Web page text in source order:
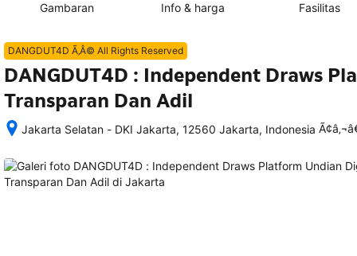
Gambaran Info & harga Fasilitas
DANGDUT4D Ã‚Â© All Rights Reserved
DANGDUT4D : Independent Draws
Transparan Dan Adil
Jakarta Selatan - DKI Jakarta, 12560 Jakarta, Indonesia
memesan,
rincian